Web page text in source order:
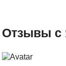
Отзывы с